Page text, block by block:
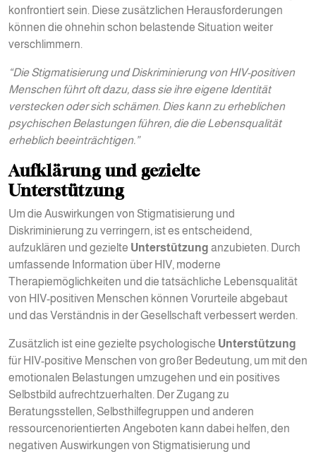
konfrontiert sein. Diese zusätzlichen Herausforderungen
können die ohnehin schon belastende Situation weiter
verschlimmern.
“Die Stigmatisierung und Diskriminierung von HIV-positiven
Menschen führt oft dazu, dass sie ihre eigene Identität
verstecken oder sich schämen. Dies kann zu erheblichen
psychischen Belastungen führen, die die Lebensqualität
erheblich beeinträchtigen.”
Aufklärung und gezielte
Unterstützung
Um die Auswirkungen von Stigmatisierung und
Diskriminierung zu verringern, ist es entscheidend,
aufzuklären und gezielte Unterstützung anzubieten. Durch
umfassende Information über HIV, moderne
Therapiemöglichkeiten und die tatsächliche Lebensqualität
von HIV-positiven Menschen können Vorurteile abgebaut
und das Verständnis in der Gesellschaft verbessert werden.
Zusätzlich ist eine gezielte psychologische Unterstützung
für HIV-positive Menschen von großer Bedeutung, um mit den
emotionalen Belastungen umzugehen und ein positives
Selbstbild aufrechtzuerhalten. Der Zugang zu
Beratungsstellen, Selbsthilfegruppen und anderen
ressourcenorientierten Angeboten kann dabei helfen, den
negativen Auswirkungen von Stigmatisierung und